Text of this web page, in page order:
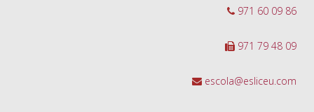
971 60 09 86
971 79 48 09
escola@esliceu.com